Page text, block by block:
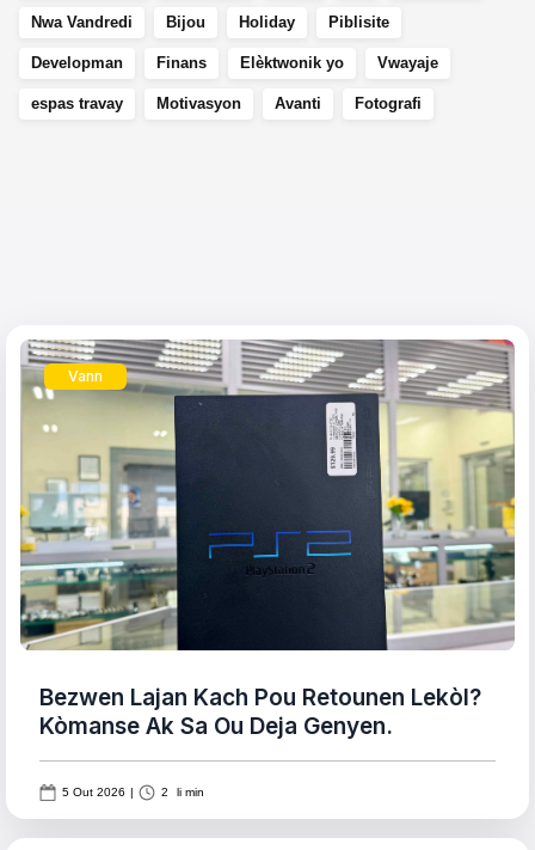
Nwa Vandredi Bijou Holiday Piblisite
Developman Finans Elèktwonik yo Vwayaje
espas travay Motivasyon Avanti Fotografi
Vann
Bezwen Lajan Kach Pou Retounen Lekòl?
Kòmanse Ak Sa Ou Deja Genyen.
5 Out 2026 | 2 li min